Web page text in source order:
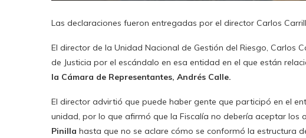
Las declaraciones fueron entregadas por el director Carlos
El director de la Unidad Nacional de Gestión del Riesgo, Carlos
de Justicia por el escándalo en esa entidad en el que están
la Cámara de Representantes, Andrés Calle.
El director advirtió que puede haber gente que participó en el
unidad, por lo que afirmó que la Fiscalía no debería aceptar los
Pinilla hasta que no se aclare cómo se conformó la estructura